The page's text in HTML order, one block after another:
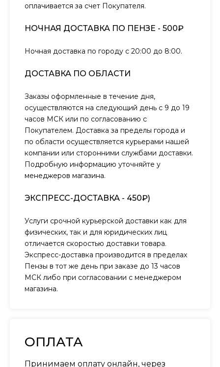
оплачивается за счет Покупателя.
НОЧНАЯ ДОСТАВКА ПО ПЕНЗЕ - 500₽
Ночная доставка по городу с 20:00 до 8:00.
ДОСТАВКА ПО ОБЛАСТИ
Заказы оформленные в течение дня,
осуществляются на следующий день с 9 до 19
часов МСК или по согласованию с
Покупателем. Доставка за пределы города и
по области осуществляется курьерами нашей
компании или сторонними службами доставки.
Подробную информацию уточняйте у
менеджеров магазина.
ЭКСПРЕСС-ДОСТАВКА - 450₽)
Услуги срочной курьерской доставки как для
физических, так и для юридических лиц
отличается скоростью доставки товара.
Экспресс-доставка производится в пределах
Пензы в тот же день при заказе до 13 часов
МСК либо при согласовании с менеджером
магазина.
ОПЛАТА
Принимаем оплату онлайн, через